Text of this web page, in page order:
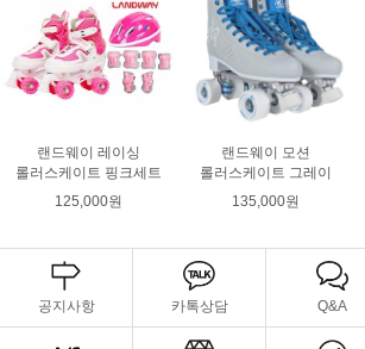
랜드웨이 레이싱
롤러스케이트 핑크세트
125,000원
랜드웨이 모션
롤러스케이트 그레이
135,000원
공지사항 카톡상담 Q&A